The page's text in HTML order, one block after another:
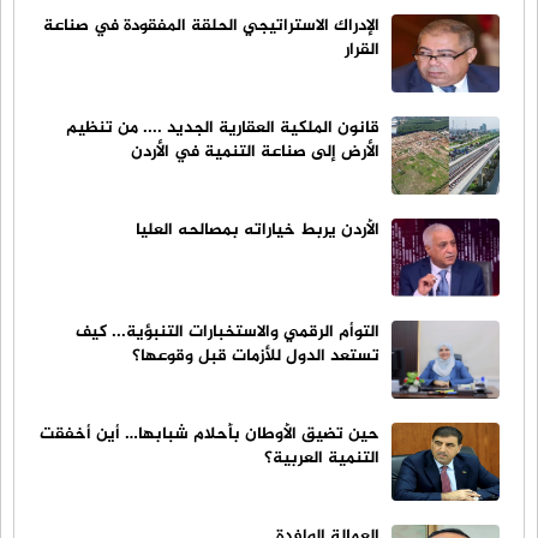
الإدراك الاستراتيجي الحلقة المفقودة في صناعة
القرار
قانون الملكية العقارية الجديد .... من تنظيم
الأرض إلى صناعة التنمية في الأردن
الأردن يربط خياراته بمصالحه العليا
التوأم الرقمي والاستخبارات التنبؤية... كيف
تستعد الدول للأزمات قبل وقوعها؟
حين تضيق الأوطان بأحلام شبابها… أين أخفقت
التنمية العربية؟